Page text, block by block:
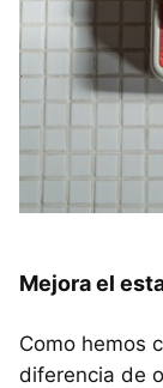
Mejora el
Como hemos
diferencia de